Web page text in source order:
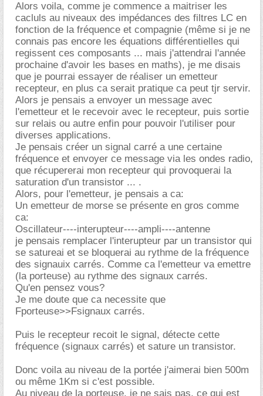
Alors voila, comme je commence a maitriser les
cacluls au niveaux des impédances des filtres LC en
fonction de la fréquence et compagnie (même si je ne
connais pas encore les équations différentielles qui
regissent ces composants ... mais j'attendrai l'année
prochaine d'avoir les bases en maths), je me disais
que je pourrai essayer de réaliser un emetteur
recepteur, en plus ca serait pratique ca peut tjr servir.
Alors je pensais a envoyer un message avec
l'emetteur et le recevoir avec le recepteur, puis sortie
sur relais ou autre enfin pour pouvoir l'utiliser pour
diverses applications.
Je pensais créer un signal carré a une certaine
fréquence et envoyer ce message via les ondes radio,
que récupererai mon recepteur qui provoquerai la
saturation d'un transistor ... .
Alors, pour l'emetteur, je pensais a ca:
Un emetteur de morse se présente en gros comme
ca:
Oscillateur----interupteur----ampli----antenne
je pensais remplacer l'interupteur par un transistor qui
se satureai et se bloquerai au rythme de la fréquence
des signauix carrés. Comme ca l'emetteur va emettre
(la porteuse) au rythme des signaux carrés.
Qu'en pensez vous?
Je me doute que ca necessite que
Fporteuse>>Fsignaux carrés.
Puis le recepteur recoit le signal, détecte cette
fréquence (signaux carrés) et sature un transistor.
Donc voila au niveau de la portée j'aimerai bien 500m
ou même 1Km si c'est possible.
Au niveau de la porteuse, je ne sais pas, ce qui est